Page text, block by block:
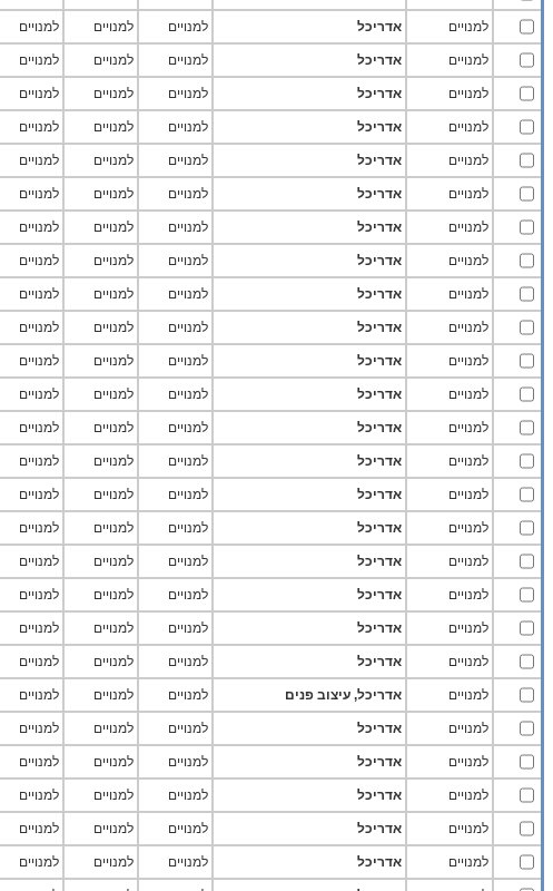
למנויים אדריכל למנויים למנויים למנויים
למנויים אדריכל למנויים למנויים למנויים
למנויים אדריכל למנויים למנויים למנויים
למנויים אדריכל למנויים למנויים למנויים
למנויים אדריכל למנויים למנויים למנויים
למנויים אדריכל למנויים למנויים למנויים
למנויים אדריכל למנויים למנויים למנויים
למנויים אדריכל למנויים למנויים למנויים
למנויים אדריכל למנויים למנויים למנויים
למנויים אדריכל למנויים למנויים למנויים
למנויים אדריכל למנויים למנויים למנויים
למנויים אדריכל למנויים למנויים למנויים
למנויים אדריכל למנויים למנויים למנויים
למנויים אדריכל למנויים למנויים למנויים
למנויים אדריכל למנויים למנויים למנויים
למנויים אדריכל למנויים למנויים למנויים
למנויים אדריכל למנויים למנויים למנויים
למנויים אדריכל למנויים למנויים למנויים
למנויים אדריכל למנויים למנויים למנויים
למנויים אדריכל למנויים למנויים למנויים
למנויים אדריכל, עיצוב פנים למנויים למנויים למנויים
למנויים אדריכל למנויים למנויים למנויים
למנויים אדריכל למנויים למנויים למנויים
למנויים אדריכל למנויים למנויים למנויים
למנויים אדריכל למנויים למנויים למנויים
למנויים אדריכל למנויים למנויים למנויים